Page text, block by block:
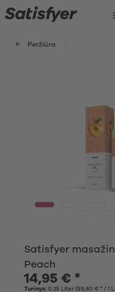
Peržiūra
Satisfyer
Peach
14,95 € *
Turinys: 0.25 Liter (59,80 € * / 1